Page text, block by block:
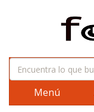
Menú